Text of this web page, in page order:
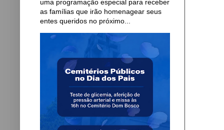
uma programação especial para receber
as famílias que irão homenagear seus
entes queridos no próximo...